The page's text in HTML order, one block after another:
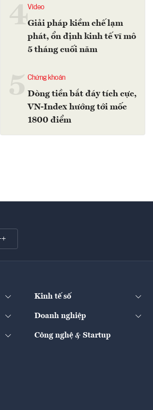
4Video
Giải pháp kiềm chế lạm
phát, ổn định kinh tế vĩ mô
5 tháng cuối năm
Chứng khoán
Dòng tiền bắt đáy tích cực,
VN-Index hướng tới mốc
1800 điểm
Kinh tế số
Doanh nghiệp
Công nghệ & Startup